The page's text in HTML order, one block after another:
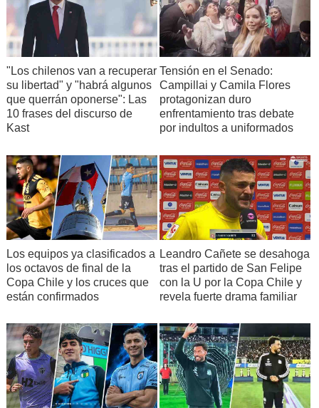
"Los chilenos van a recuperar
su libertad" y "habrá algunos
que querrán oponerse": Las
10 frases del discurso de
Kast
Tensión en el Senado:
Campillai y Camila Flores
protagonizan duro
enfrentamiento tras debate
por indultos a uniformados
Los equipos ya clasificados a
los octavos de final de la
Copa Chile y los cruces que
están confirmados
Leandro Cañete se desahoga
tras el partido de San Felipe
con la U por la Copa Chile y
revela fuerte drama familiar